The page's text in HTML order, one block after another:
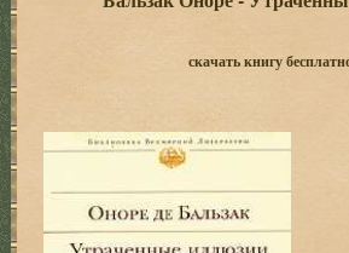
скачать книгу